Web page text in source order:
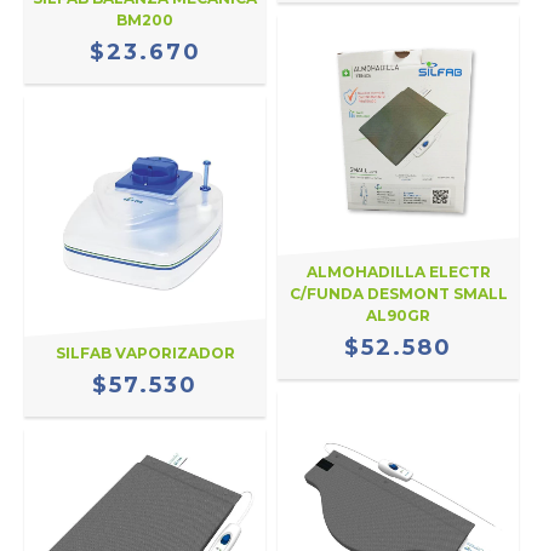
BM200
$23.670
SILFAB VAPORIZADOR
$57.530
ALMOHADILLA ELECTR
C/FUNDA DESMONT SMALL
AL90GR
$52.580